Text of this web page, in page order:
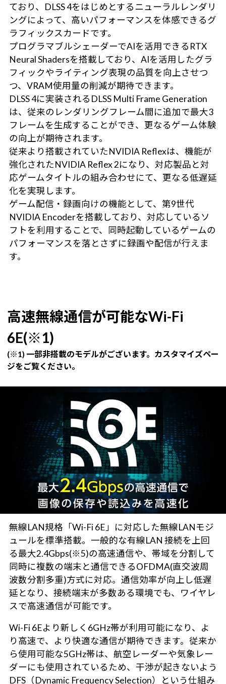
ており、DLSS 4をはじめとするニューラルレンダリ
ングによって、高いパフォーマンスを体感できるグ
ラフィックスカードです。
プログラマブルシェーダーでAIを活用できるRTX
Neural Shadersを搭載しており、AIを活用したグラ
フィックやライティング表現の品質を向上させつ
つ、VRAM使用量の削減が期待できます。
DLSS 4に実装されるDLSS Multi Frame Generation
は、従来のレンダリングフレーム間に追加で最大3
フレームを生成することができ、更なるゲーム体験
の向上が期待されます。
従来より搭載されていたNVIDIA Reflexは、機能が
強化されたNVIDIA Reflex 2になり、対応製品と対
応ゲームタイトルの組み合わせにて、更なる低遅延
化を実現します。
ゲーム配信・録画向けの機能として、第9世代
NVIDIA Encoderを搭載しており、対応しているソ
フトを利用することで、同時起動しているゲームの
パフォーマンスを落とさずに録画や配信が行えま
す。
高速無線通信が可能なWi-Fi
6E(※1)
(※1) 一部非搭載のモデルがございます。カスタマイズペー
ジをご覧ください。
無線LAN規格「Wi-Fi 6E」に対応した無線LANモジ
ュールを標準搭載。一般的な有線LAN 接続を上回
る最大2.4Gbps(※5)の高速通信や、帯域を分割して
同時に複数の端末と通信できるOFDMA(直交波周
波数分割多重)方式に対応。通信効率が向上し低遅
延となり、接続端末が多数ある環境でも、ワイヤレ
スで高速通信が可能です。
Wi-Fi 6Eより新しく6GHz帯が利用可能になり、よ
り高速で、より快適な通信が期待できます。従来か
ら使用可能な5GHz帯は、航空レーダーや気象レー
ダーにも使用されているため、干渉が起きないよう
DFS（Dynamic Frequency Selection）という仕組み